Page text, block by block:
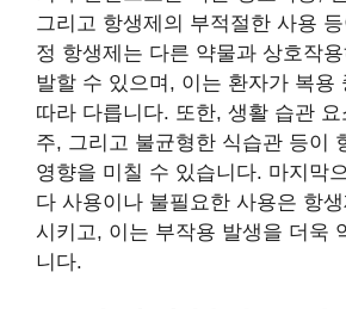
그리고 항생제의 부적절한 사용
정 항생제는 다른 약물과 상호작
발할 수 있으며, 이는 환자가 복용
따라 다릅니다. 또한, 생활 습관
주, 그리고 불균형한 식습관 등이
영향을 미칠 수 있습니다. 마지막
다 사용이나 불필요한 사용은 항
시키고, 이는 부작용 발생을 더욱
니다.